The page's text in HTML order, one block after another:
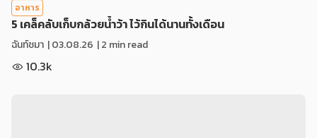
อาหาร
5 เคล็คลับเก็บกล้วยน้ำว้า ไว้กินได้นานทั้งเดือน
ฉันท์ชมา |03.08.26 | 2 min read
10.3k